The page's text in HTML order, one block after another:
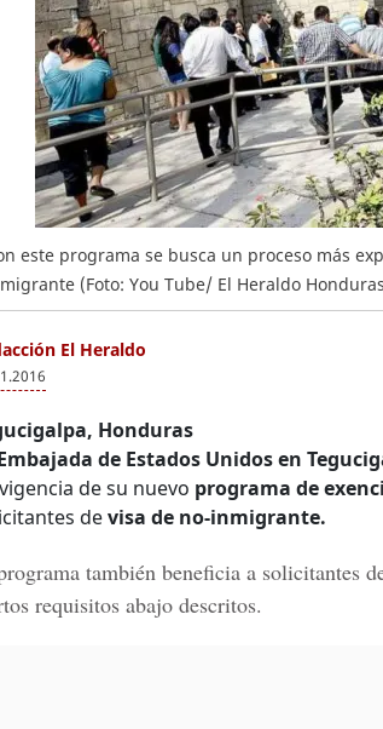
este programa se busca un proceso más
(Foto: You Tube/ El Heraldo
El Heraldo
Honduras
de Estados Unidos en
de su nuevo programa de
devisa de no-inmigrante.
también beneficia a solicitantes
requisitos abajo descritos.